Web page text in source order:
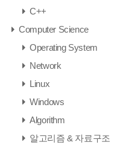
C++
Computer Science
Operating System
Network
Linux
Windows
Algorithm
알고리즘 & 자료구조